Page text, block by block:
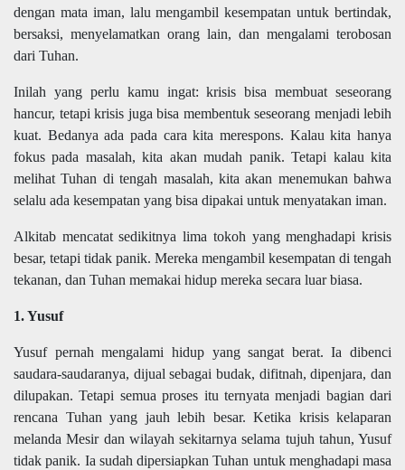
dengan mata iman, lalu mengambil kesempatan untuk bertindak,
bersaksi, menyelamatkan orang lain, dan mengalami terobosan
dari Tuhan.
Inilah yang perlu kamu ingat: krisis bisa membuat seseorang
hancur, tetapi krisis juga bisa membentuk seseorang menjadi lebih
kuat. Bedanya ada pada cara kita merespons. Kalau kita hanya
fokus pada masalah, kita akan mudah panik. Tetapi kalau kita
melihat Tuhan di tengah masalah, kita akan menemukan bahwa
selalu ada kesempatan yang bisa dipakai untuk menyatakan iman.
Alkitab mencatat sedikitnya lima tokoh yang menghadapi krisis
besar, tetapi tidak panik. Mereka mengambil kesempatan di tengah
tekanan, dan Tuhan memakai hidup mereka secara luar biasa.
1. Yusuf
Yusuf pernah mengalami hidup yang sangat berat. Ia dibenci
saudara-saudaranya, dijual sebagai budak, difitnah, dipenjara, dan
dilupakan. Tetapi semua proses itu ternyata menjadi bagian dari
rencana Tuhan yang jauh lebih besar. Ketika krisis kelaparan
melanda Mesir dan wilayah sekitarnya selama tujuh tahun, Yusuf
tidak panik. Ia sudah dipersiapkan Tuhan untuk menghadapi masa